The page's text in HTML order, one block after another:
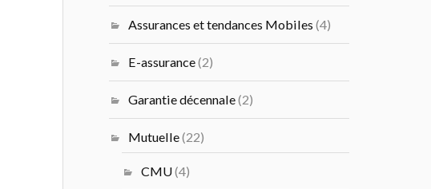
Assurances et tendances Mobiles (4)
E-assurance(2)
Garantie décennale(2)
Mutuelle(22)
CMU(4)